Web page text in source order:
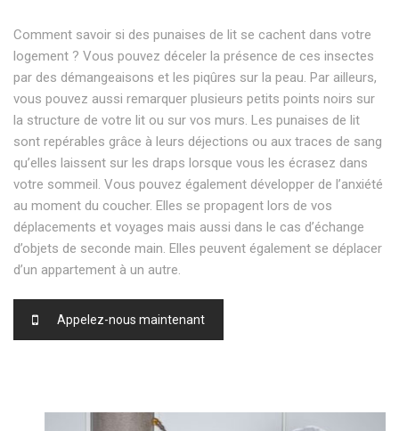
Comment savoir si des punaises de lit se cachent dans votre
logement ? Vous pouvez déceler la présence de ces insectes
par des démangeaisons et les piqûres sur la peau. Par ailleurs,
vous pouvez aussi remarquer plusieurs petits points noirs sur
la structure de votre lit ou sur vos murs. Les punaises de lit
sont repérables grâce à leurs déjections ou aux traces de sang
qu’elles laissent sur les draps lorsque vous les écrasez dans
votre sommeil. Vous pouvez également développer de l’anxiété
au moment du coucher. Elles se propagent lors de vos
déplacements et voyages mais aussi dans le cas d’échange
d’objets de seconde main. Elles peuvent également se déplacer
d’un appartement à un autre.
Appelez-nous maintenant